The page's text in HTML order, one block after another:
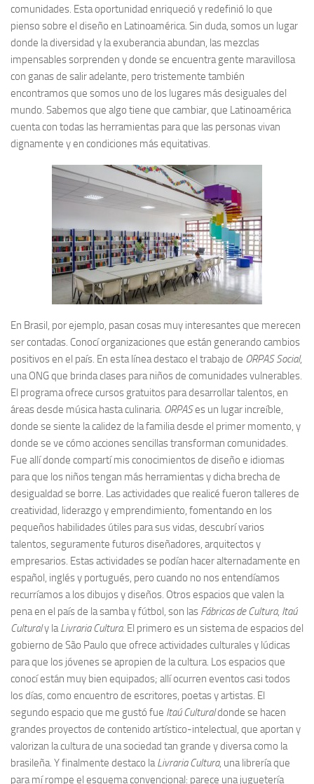
comunidades. Esta oportunidad enriqueció y redefinió lo que
pienso sobre el diseño en Latinoamérica. Sin duda, somos un lugar
donde la diversidad y la exuberancia abundan, las mezclas
impensables sorprenden y donde se encuentra gente maravillosa
con ganas de salir adelante, pero tristemente también
encontramos que somos uno de los lugares más desiguales del
mundo. Sabemos que algo tiene que cambiar, que Latinoamérica
cuenta con todas las herramientas para que las personas vivan
dignamente y en condiciones más equitativas.
En Brasil, por ejemplo, pasan cosas muy interesantes que merecen
ser contadas. Conocí organizaciones que están generando cambios
positivos en el país. En esta línea destaco el trabajo de ORPAS Social,
una ONG que brinda clases para niños de comunidades vulnerables.
El programa ofrece cursos gratuitos para desarrollar talentos, en
áreas desde música hasta culinaria. ORPASes un lugar increíble,
donde se siente la calidez de la familia desde el primer momento, y
donde se ve cómo acciones sencillas transforman comunidades.
Fue allí donde compartí mis conocimientos de diseño e idiomas
para que los niños tengan más herramientas y dicha brecha de
desigualdad se borre. Las actividades que realicé fueron talleres de
creatividad, liderazgo y emprendimiento, fomentando en los
pequeños habilidades útiles para sus vidas, descubrí varios
talentos, seguramente futuros diseñadores, arquitectos y
empresarios. Estas actividades se podían hacer alternadamente en
español, inglés y portugués, pero cuando no nos entendíamos
recurríamos a los dibujos y diseños. Otros espacios que valen la
pena en el país de la samba y fútbol, son las Fábricas de Cultura, Itaú
Culturaly laLivraria Cultura. El primero es un sistema de espacios del
gobierno de São Paulo que ofrece actividades culturales y lúdicas
para que los jóvenes se apropien de la cultura. Los espacios que
conocí están muy bien equipados; allí ocurren eventos casi todos
los días, como encuentro de escritores, poetas y artistas. El
segundo espacio que me gustó fue Itaú Culturaldonde se hacen
grandes proyectos de contenido artístico-intelectual, que aportan y
valorizan la cultura de una sociedad tan grande y diversa como la
brasileña. Y finalmente destaco laLivraria Cultura, una librería que
para mí rompe el esquema convencional: parece una juguetería